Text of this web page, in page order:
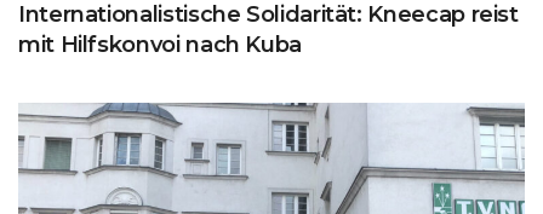
Internationalistische Solidarität: Kneecap reist
mit Hilfskonvoi nach Kuba